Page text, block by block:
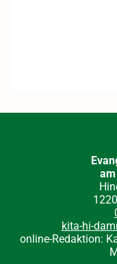
kita-hi-
online-Redaktion: